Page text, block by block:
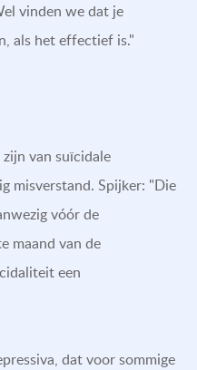
vinden we dat je
als het effectief is."
van suïcidale
misverstand. Spijker: "Die
vóór de
maand van de
een
dat voor sommige